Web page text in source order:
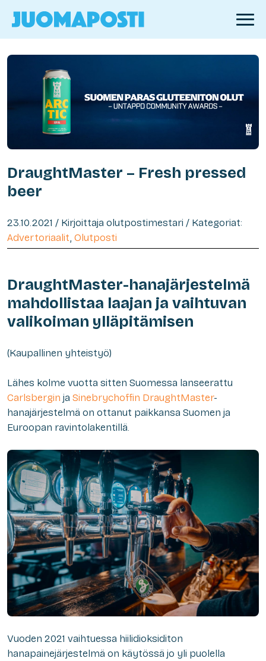
DraughtMaster – Fresh pressed
beer
23.10.2021 / Kirjoittaja olutpostimestari / Kategoriat:
Advertoriaalit, Olutposti
DraughtMaster-hanajärjestelmä
mahdollistaa laajan ja vaihtuvan
valikoiman ylläpitämisen
(Kaupallinen yhteistyö)
Lähes kolme vuotta sitten Suomessa lanseerattu
Carlsbergin ja Sinebrychoffin DraughtMaster-
hanajärjestelmä on ottanut paikkansa Suomen ja
Euroopan ravintolakentillä.
Vuoden 2021 vaihtuessa hiilidioksiditon
hanapainejärjestelmä on käytössä jo yli puolella